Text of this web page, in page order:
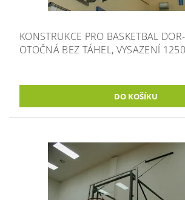
KONSTRUKCE PRO BASKETBAL
OTOČNÁ BEZ TÁHEL, VYSAZENÍ